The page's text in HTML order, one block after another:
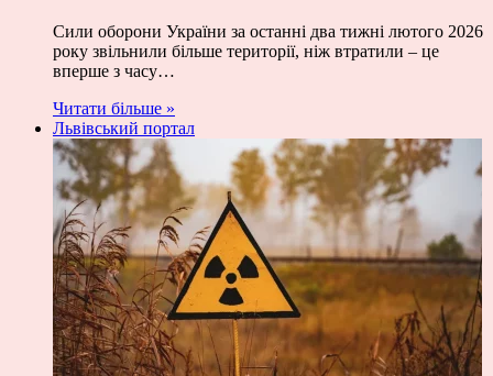
Сили оборони України за останні два тижні лютого 2026
року звільнили більше території, ніж втратили – це
вперше з часу…
Читати більше »
Львівський портал